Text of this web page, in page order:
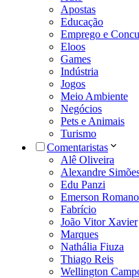
Apostas
Educação
Emprego e
Eloos
Games
Indústria
Jogos
Meio Ambiente
Negócios
Pets e Animais
Turismo
Comentaristas
Alê Oliveira
Alexandre
Edu Panzi
Emerson Romano
Fabrício
João Vitor Xavier
Marques
Nathália Fiuza
Thiago Reis
Wellington